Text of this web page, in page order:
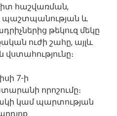
հաշվառման,
պաշտպանության և
թեկուզ մեկը
ուժի շահը, այլև
7-ի
որոշումը։
կամ պարտության